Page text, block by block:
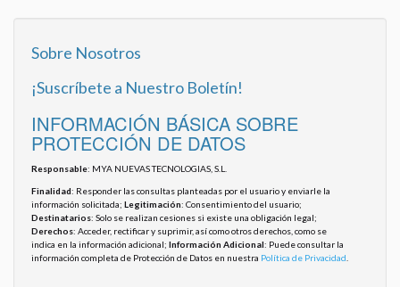
Sobre Nosotros
¡Suscríbete a Nuestro Boletín!
INFORMACIÓN BÁSICA SOBRE
PROTECCIÓN DE DATOS
Responsable: MYA NUEVAS TECNOLOGIAS, S.L.
Finalidad: Responder las consultas planteadas por el usuario y enviarle la
información solicitada; Legitimación: Consentimiento del usuario;
Destinatarios: Solo se realizan cesiones si existe una obligación legal;
Derechos: Acceder, rectificar y suprimir, así como otros derechos, como se
indica en la información adicional; Información Adicional: Puede consultar la
información completa de Protección de Datos en nuestra Política de Privacidad